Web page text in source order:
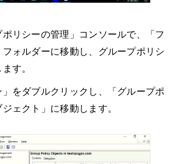
ポリシーの管理」コンソールで、「フ
フォルダーに移動し、グループポリシ
す。
」をダブルクリックし、「グループポ
ェクト」に移動します。